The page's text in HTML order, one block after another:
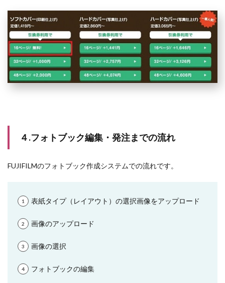
４.フォトブック編集・発注までの流れ
FUJIFILMのフォトブック作成システムでの流れです。
表紙タイプ（レイアウト）の選択画像をアップロード
画像のアップロード
画像の選択
フォトブックの編集